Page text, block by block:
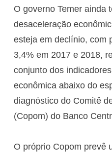
O governo Temer ainda
desaceleração
esteja em declínio, com
3,4% em 2017 e 2018,
conjunto dos
econômica abaixo do
diagnóstico do Comitê
(Copom) do Banco
O próprio Copom prevê